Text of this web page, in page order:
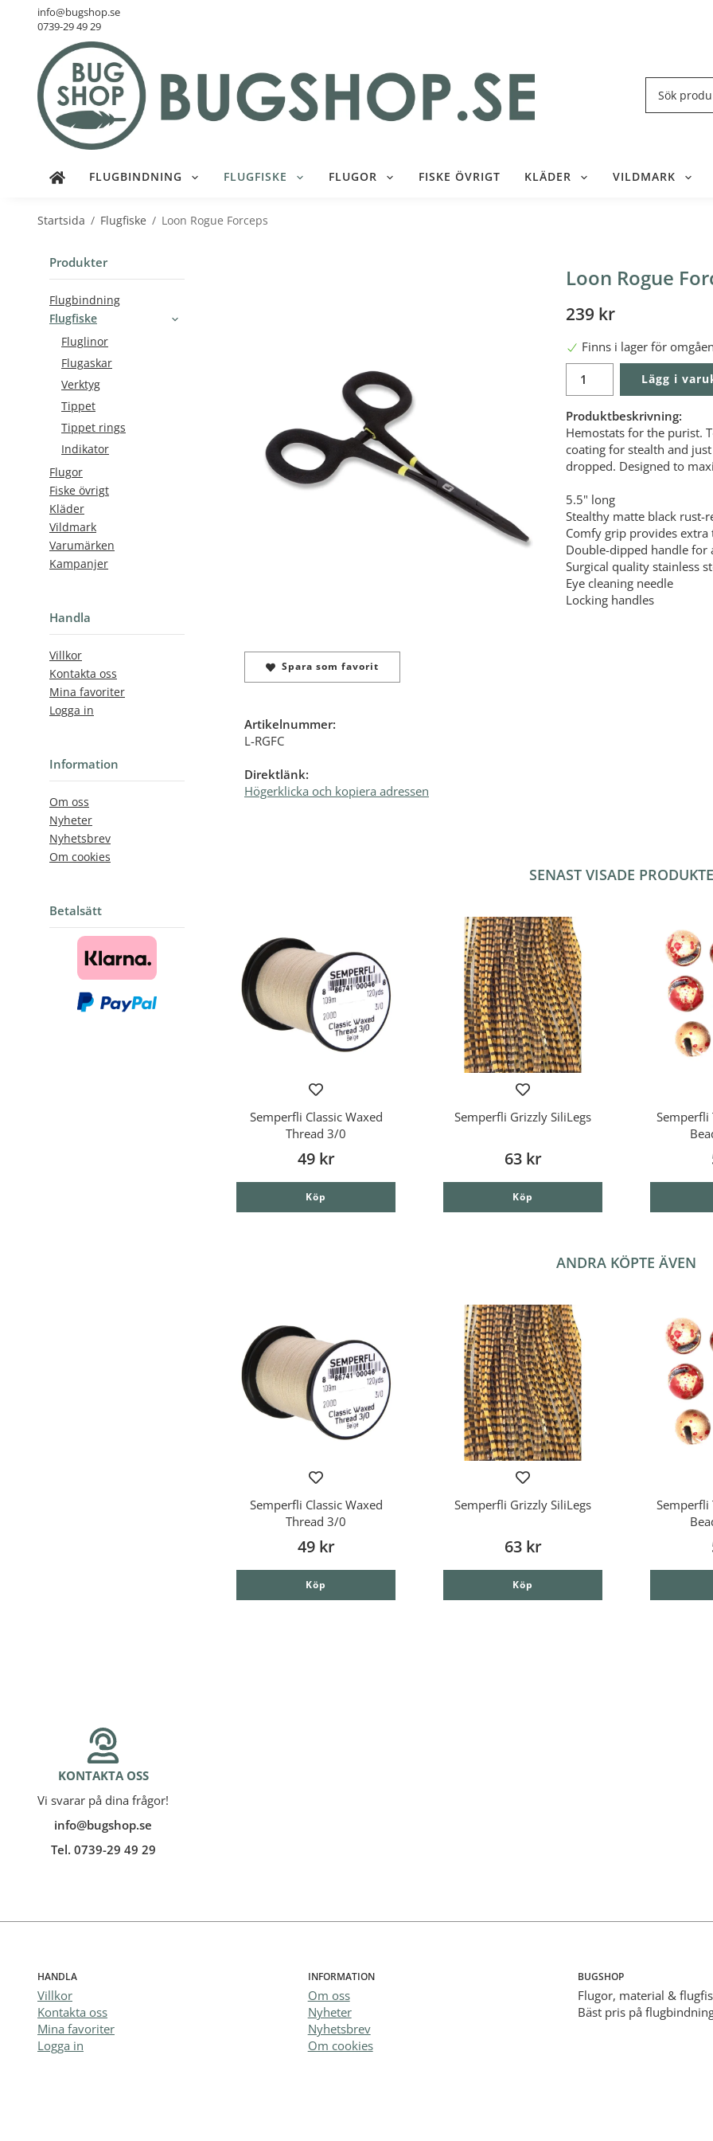
info@bugshop.se
0739-29 49 29
FLUGBINDNING FLUGFISKE FLUGOR FISKE ÖVRIGT KLÄDER VILDMARK
Startsida / Flugfiske / Loon Rogue Forceps
Produkter
Flugbindning
Flugfiske
Fluglinor
Flugaskar
Verktyg
Tippet
Tippet rings
Indikator
Flugor
Fiske övrigt
Kläder
Vildmark
Varumärken
Kampanjer
Handla
Villkor
Kontakta oss
Mina favoriter
Logga in
Information
Om oss
Nyheter
Nyhetsbrev
Om cookies
Betalsätt
Loon Rogue
239 kr
Finns i lager för
Lägg i
Produktbeskrivning:
Hemostats for the purist.
coating for stealth and
dropped. Designed to
5.5" long
Stealthy matte black rust-
Comfy grip provides extra
Double-dipped handle for
Surgical quality stainless
Eye cleaning needle
Locking handles
Spara som favorit
Artikelnummer:
L-RGFC
Direktlänk:
Högerklicka och kopiera adressen
SENAST VISADE
Semperfli Classic Waxed
Thread 3/0
49 kr
Köp
Semperfli Grizzly SiliLegs
63 kr
Köp
Semperfli
ANDRA KÖPTE ÄVEN
Semperfli Classic Waxed
Thread 3/0
49 kr
Köp
Semperfli Grizzly SiliLegs
63 kr
Köp
Semperfli
KONTAKTA OSS
Vi svarar på dina frågor!
info@bugshop.se
Tel. 0739-29 49 29
HANDLA
Villkor
Kontakta oss
Mina favoriter
Logga in
INFORMATION
Om oss
Nyheter
Nyhetsbrev
Om cookies
BUGSHOP
Flugor, material &
Bäst pris på